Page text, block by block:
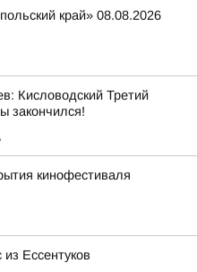
край» 08.08.2026
Кисловодский Третий
закончился!
кинофестиваля
Ессентуков